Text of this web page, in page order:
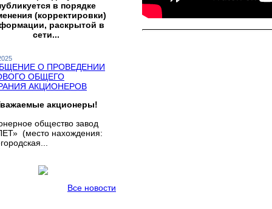
в порядке
(корректировки)
раскрытой в
сети...
О ПРОВЕДЕНИИ
ОБЩЕГО
АКЦИОНЕРОВ
акционеры!
общество завод
(место нахождения:
Все новости